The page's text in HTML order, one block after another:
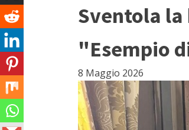
Sventola la
"Esempio
8 Maggio 2026